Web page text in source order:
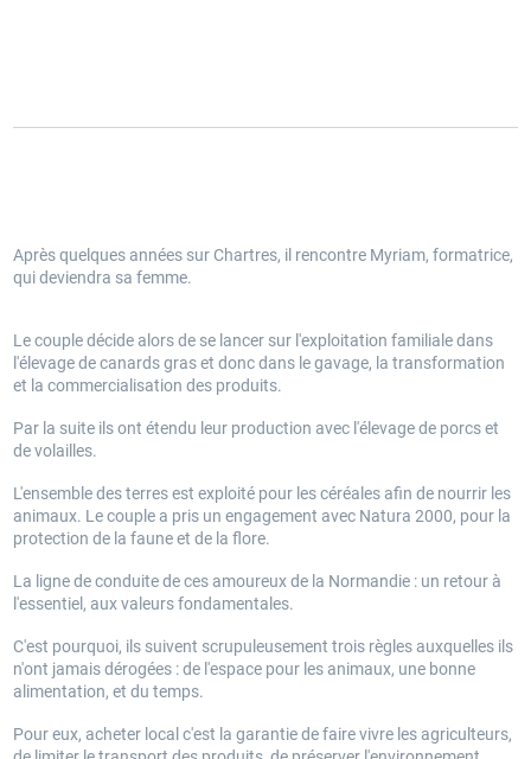
Après quelques années sur Chartres, il rencontre Myriam, formatrice,
qui deviendra sa femme.
Le couple décide alors de se lancer sur l'exploitation familiale dans
l'élevage de canards gras et donc dans le gavage, la transformation
et la commercialisation des produits.
Par la suite ils ont étendu leur production avec l'élevage de porcs et
de volailles.
L'ensemble des terres est exploité pour les céréales afin de nourrir les
animaux. Le couple a pris un engagement avec Natura 2000, pour la
protection de la faune et de la flore.
La ligne de conduite de ces amoureux de la Normandie : un retour à
l'essentiel, aux valeurs fondamentales.
C'est pourquoi, ils suivent scrupuleusement trois règles auxquelles ils
n'ont jamais dérogées : de l'espace pour les animaux, une bonne
alimentation, et du temps.
Pour eux, acheter local c'est la garantie de faire vivre les agriculteurs,